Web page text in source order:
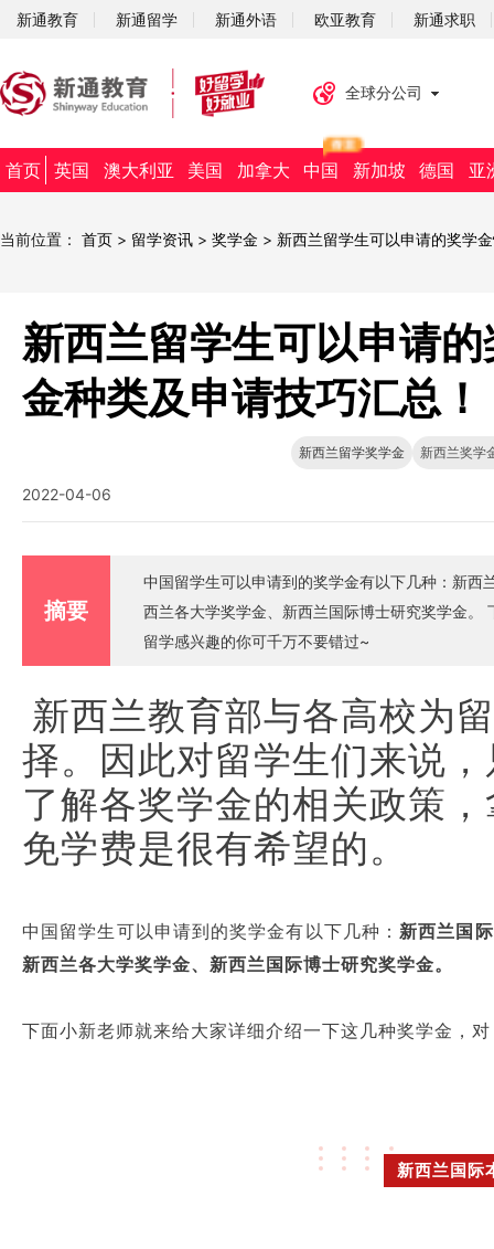
新通教育 新通留学 新通外语 欧亚教育 新通求职
全球分公司
首页 英国 澳大利亚 美国 加拿大 中国 新加坡 德国 亚
当前位置： 首页 > 留学资讯 > 奖学金 > 新西兰留学生可以申请的奖学
新西兰留学生可以申请
金种类及申请技巧汇总！
新西兰留学奖学金 新西兰奖学
2022-04-06
摘要
中国留学生可以申请到的奖学金有以下几种：新西
西兰各大学奖学金、新西兰国际博士研究奖学金。 下面小新老师就来给大家详细介绍一下这几种奖学金，对新西兰
留学感兴趣的你可千万不要错过~
新西兰教育部与各高校为
择。因此对留学生们来说
了解各奖学金的相关政策
免学费是很有希望的。
中国留学生可以申请到的奖学金有以下几种：新西兰国
新西兰各大学奖学金、新西兰国际博士研究奖学金。
下面小新老师就来给大家详细介绍一下这几种奖学金，对
新西兰国际